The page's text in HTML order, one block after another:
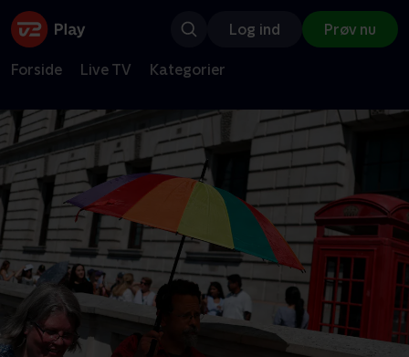
Log ind Prøv nu
Forside Live TV Kategorier